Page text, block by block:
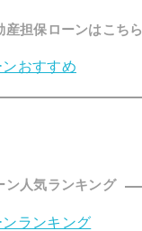
産担保ローンはこちら
おすすめ
ン人気ランキング
ランキング